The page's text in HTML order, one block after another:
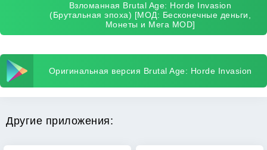
Взломанная Brutal Age: Horde Invasion
(Брутальная эпоха) [МОД: Бесконечные деньги,
Монеты и Мега MOD]
Оригинальная версия Brutal Age: Horde Invasion
Другие приложения: